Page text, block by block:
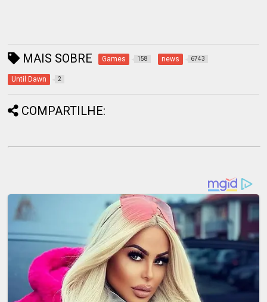
MAIS SOBRE Games 158 news 6743
Until Dawn 2
COMPARTILHE: